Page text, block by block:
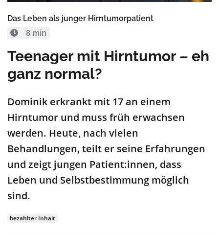
Das Leben als junger Hirntumorpatient
8 min
Teenager mit Hirntumor – eh
ganz normal?
Dominik erkrankt mit 17 an einem
Hirntumor und muss früh erwachsen
werden. Heute, nach vielen
Behandlungen, teilt er seine Erfahrungen
und zeigt jungen Patient:innen, dass
Leben und Selbstbestimmung möglich
sind.
bezahlter Inhalt